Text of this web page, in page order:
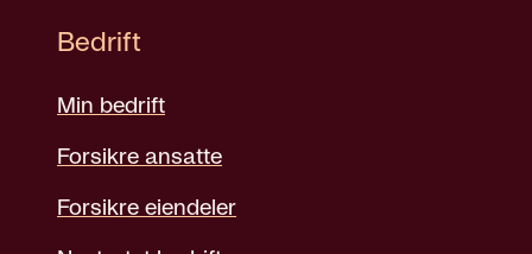
Bedrift
Min bedrift
Forsikre ansatte
Forsikre eiendeler